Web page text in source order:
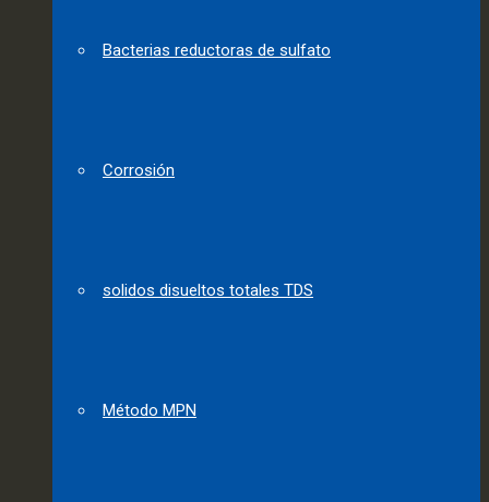
Bacterias reductoras de sulfato
Corrosión
solidos disueltos totales TDS
Método MPN